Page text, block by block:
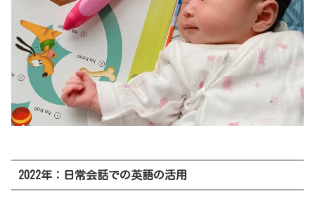
2022年：日常会話での英語の活用